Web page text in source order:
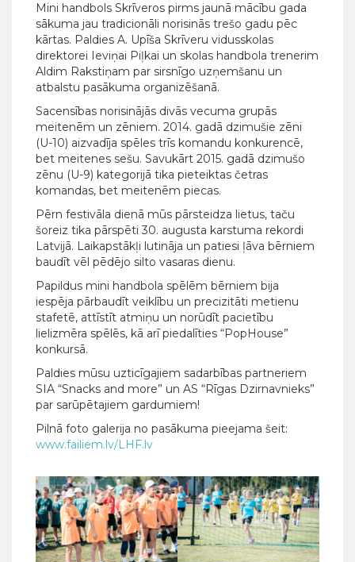
Mini handbols Skrīveros pirms jaunā mācību gada
sākuma jau tradicionāli norisinās trešo gadu pēc
kārtas. Paldies A. Upīša Skrīveru vidusskolas
direktorei Ieviņai Piļkai un skolas handbola trenerim
Aldim Rakstiņam par sirsnīgo uzņemšanu un
atbalstu pasākuma organizēšanā.
Sacensības norisinājās divās vecuma grupās
meitenēm un zēniem. 2014. gadā dzimušie zēni
(U-10) aizvadīja spēles trīs komandu konkurencē,
bet meitenes sešu. Savukārt 2015. gadā dzimušo
zēnu (U-9) kategorijā tika pieteiktas četras
komandas, bet meitenēm piecas.
Pērn festivāla dienā mūs pārsteidza lietus, taču
šoreiz tika pārspēti 30. augusta karstuma rekordi
Latvijā. Laikapstākļi lutināja un patiesi ļāva bērniem
baudīt vēl pēdējo silto vasaras dienu.
Papildus mini handbola spēlēm bērniem bija
iespēja pārbaudīt veiklību un precizitāti metienu
stafetē, attīstīt atmiņu un norūdīt pacietību
lielizmēra spēlēs, kā arī piedalīties “PopHouse”
konkursā.
Paldies mūsu uzticīgajiem sadarbības partneriem
SIA “Snacks and more” un AS “Rīgas Dzirnavnieks”
par sarūpētajiem gardumiem!
Pilnā foto galerija no pasākuma pieejama šeit:
www.failiem.lv/LHF.lv